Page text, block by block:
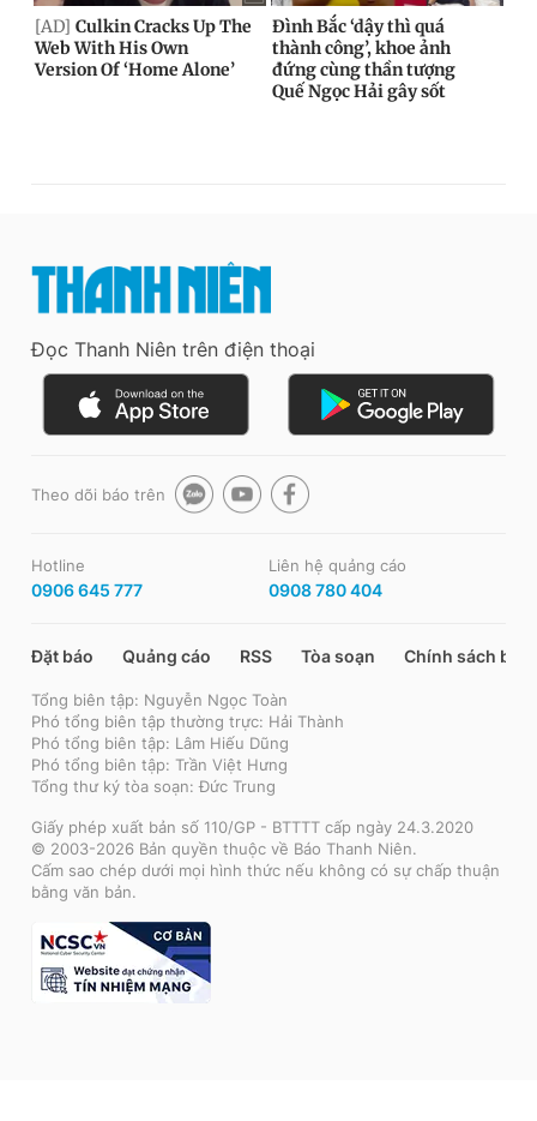
Đọc Thanh Niên trên điện thoại
Theo dõi báo trên
Hotline
0906 645 777
Liên hệ quảng cáo
0908 780 404
Đặt báo Quảng cáo RSS Tòa soạn Chính sách bảo
Tổng biên tập: Nguyễn Ngọc Toàn
Phó tổng biên tập thường trực: Hải Thành
Phó tổng biên tập: Lâm Hiếu Dũng
Phó tổng biên tập: Trần Việt Hưng
Tổng thư ký tòa soạn: Đức Trung
Giấy phép xuất bản số 110/GP - BTTTT cấp ngày 24.3.2020
© 2003-2026 Bản quyền thuộc về Báo Thanh Niên.
Cấm sao chép dưới mọi hình thức nếu không có sự chấp thuận
bằng văn bản.